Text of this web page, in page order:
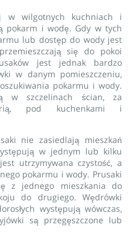
w wilgotnych kuchniach i
pokarm i wodę. Gdy w tych
lub dostęp do wody jest
się do pokoi
jest jednak bardzo
w danym pomieszczeniu,
pokarmu i wody.
w szczelinach ścian, za
pod kuchenkami i
nie zasiedlają mieszkań
w jednym lub kilku
utrzymywana czystość, a
pokarmu i wody. Prusaki
z jednego mieszkania do
do drugiego. Wędrówki
występują wówczas,
są przegęszczone lub